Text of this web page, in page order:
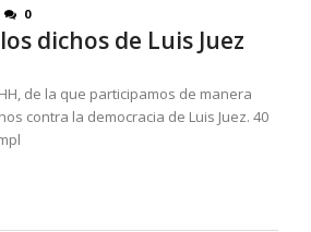
0
dichos de Luis Juez
de la que participamos de manera
contra la democracia de Luis Juez. 40